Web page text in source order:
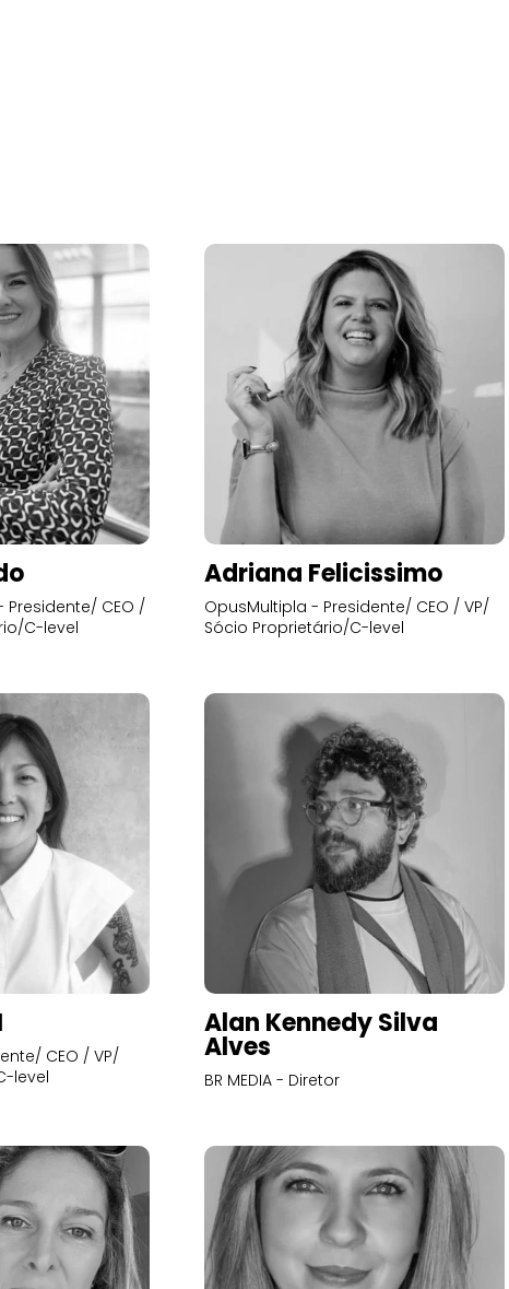
CEO /
C-level
Adriana Felicissimo
OpusMultipla - Presidente/ CEO / VP/
Sócio Proprietário/C-level
CEO / VP/
level
Alan Kennedy Silva
Alves
BR MEDIA - Diretor